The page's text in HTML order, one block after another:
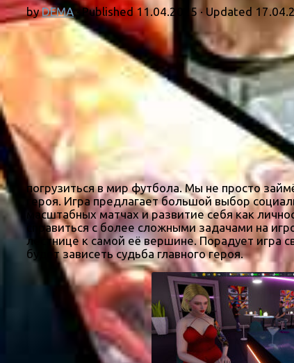
byDEMA · Published11.04.2025 · Updated
погрузиться в мир футбола. Мы не просто
героя. Игра предлагает большой выбор
масштабных матчах и развитие себя как
справиться с более сложными задачами на
лестнице к самой её вершине. Порадует игра
будет зависеть судьба главного героя.